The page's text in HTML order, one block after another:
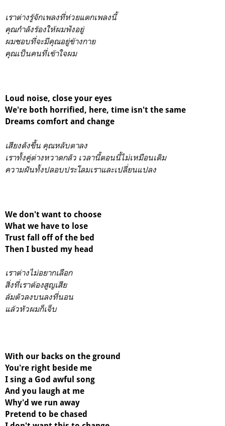
เราต่างรู้จักเพลงที่ห่วยแตกเพลงนี้
คุณกำลังร้องให้ผมฟังอยู่
ผมชอบที่จะมีคุณอยู่ข้างกาย
คุณเป็นคนที่เข้าใจผม
Loud noise, close your eyes
We're both horrified, here, time isn't the same
Dreams comfort and change
เสียงดังขึ้น คุณหลับตาลง
เราทั้งคู่ต่างหวาดกลัว เวลานี้ตอนนี้ไม่เหมือนเดิม
ความฝันทั้งปลอบประโลมเราและเปลี่ยนแปลง
We don't want to choose
What we have to lose
Trust fall off of the bed
Then I busted my head
เราต่างไม่อยากเลือก
สิ่งที่เราต้องสูญเสีย
ล้มตัวลงบนลงที่นอน
แล้วหัวผมก็เจ็บ
With our backs on the ground
You're right beside me
I sing a God awful song
And you laugh at me
Why'd we run away
Pretend to be chased